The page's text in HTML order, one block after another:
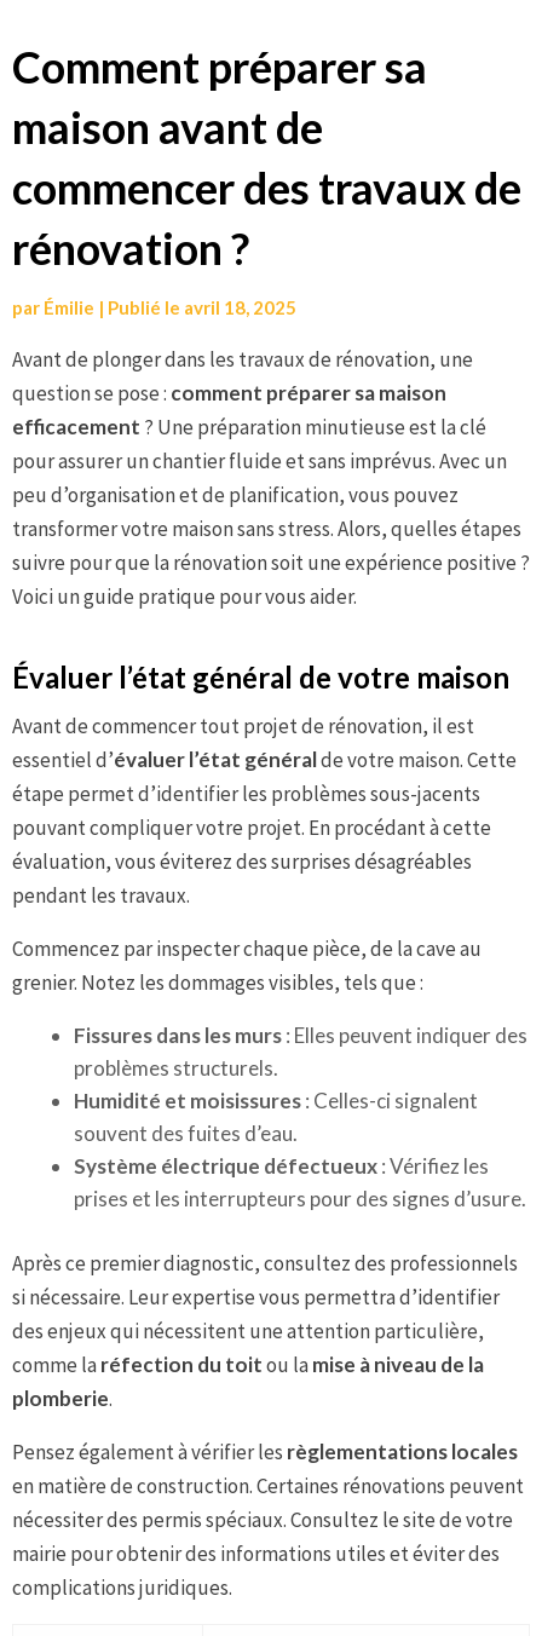
Aller
au
contenu
Comment préparer sa
maison avant de
commencer des travaux de
rénovation ?
par Émilie | Publié le avril 18, 2025
Avant de plonger dans les travaux de rénovation, une
question se pose : comment préparer sa maison
efficacement ? Une préparation minutieuse est la clé
pour assurer un chantier fluide et sans imprévus. Avec un
peu d’organisation et de planification, vous pouvez
transformer votre maison sans stress. Alors, quelles étapes
suivre pour que la rénovation soit une expérience positive ?
Voici un guide pratique pour vous aider.
Évaluer l’état général de votre maison
Avant de commencer tout projet de rénovation, il est
essentiel d’évaluer l’état généralde votre maison. Cette
étape permet d’identifier les problèmes sous-jacents
pouvant compliquer votre projet. En procédant à cette
évaluation, vous éviterez des surprises désagréables
pendant les travaux.
Commencez par inspecter chaque pièce, de la cave au
grenier. Notez les dommages visibles, tels que :
Fissures dans les murs: Elles peuvent indiquer des
problèmes structurels.
Humidité et moisissures: Celles-ci signalent
souvent des fuites d’eau.
Système électrique défectueux: Vérifiez les
prises et les interrupteurs pour des signes d’usure.
Après ce premier diagnostic, consultez des professionnels
si nécessaire. Leur expertise vous permettra d’identifier
des enjeux qui nécessitent une attention particulière,
comme laréfection du toitou lamise à niveau de la
plomberie.
Pensez également à vérifier les règlementations locales
en matière de construction. Certaines rénovations peuvent
nécessiter des permis spéciaux. Consultez le site de votre
mairie pour obtenir des informations utiles et éviter des
complications juridiques.